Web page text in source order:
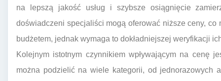
na lepszą jakość usług i szybsze osiągnięcie
doświadczeni specjaliści mogą oferować niższe ceny,
budżetem, jednak wymaga to dokładniejszej weryfikacji
Kolejnym istotnym czynnikiem wpływającym na cenę
można podzielić na wiele kategorii, od jednorazowych